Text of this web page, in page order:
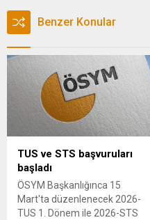
Benzer Konular
TUS ve STS başvuruları
başladı
ÖSYM Başkanlığınca 15
Mart'ta düzenlenecek 2026-
TUS 1. Dönem ile 2026-STS